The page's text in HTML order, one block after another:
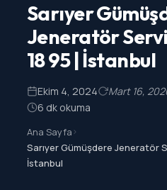
Sarıyer
Jeneratör
18 95 | İstanbul
Ekim 4, 2024 Mart 16,
6 dk okuma
Ana Sayfa>
Sarıyer Gümüşdere Jeneratör
İstanbul